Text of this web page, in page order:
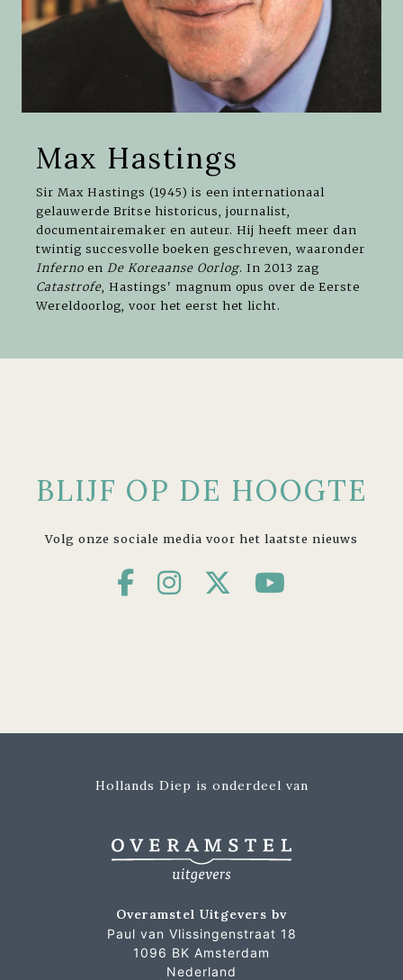
Max Hastings
Sir Max Hastings (1945) is een internationaal
gelauwerde Britse historicus, journalist,
documentairemaker en auteur. Hij heeft meer dan
twintig succesvolle boeken geschreven, waaronder
Inferno en De Koreaanse Oorlog. In 2013 zag
Catastrofe , Hastings' magnum opus over de Eerste
Wereldoorlog, voor het eerst het licht.
BLIJF OP DE HOOGTE
Volg onze sociale media voor het laatste nieuws
Hollands Diep is onderdeel van
Overamstel Uitgevers bv
Paul van Vlissingenstraat 18
1096 BK Amsterdam
Nederland